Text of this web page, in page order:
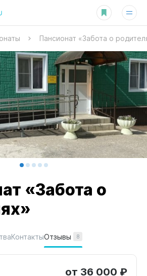
Пансионат «Забота о
«Забота о
КонтактыОтзывы 8
от 36 000 ₽